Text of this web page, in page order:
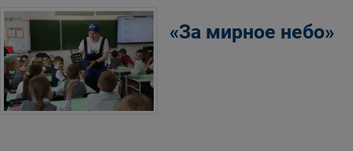
«За мирное небо»